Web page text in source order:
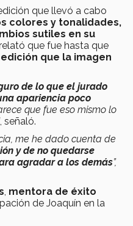
que llevó a cabo
colores y tonalidades,
sutiles en su
que fue hasta que
que la imagen
de lo que el jurado
apariencia poco
que fue eso mismo lo
, señaló.
me he dado cuenta de
y de no quedarse
agradar a los demás”,
, mentora de éxito
de Joaquín en la